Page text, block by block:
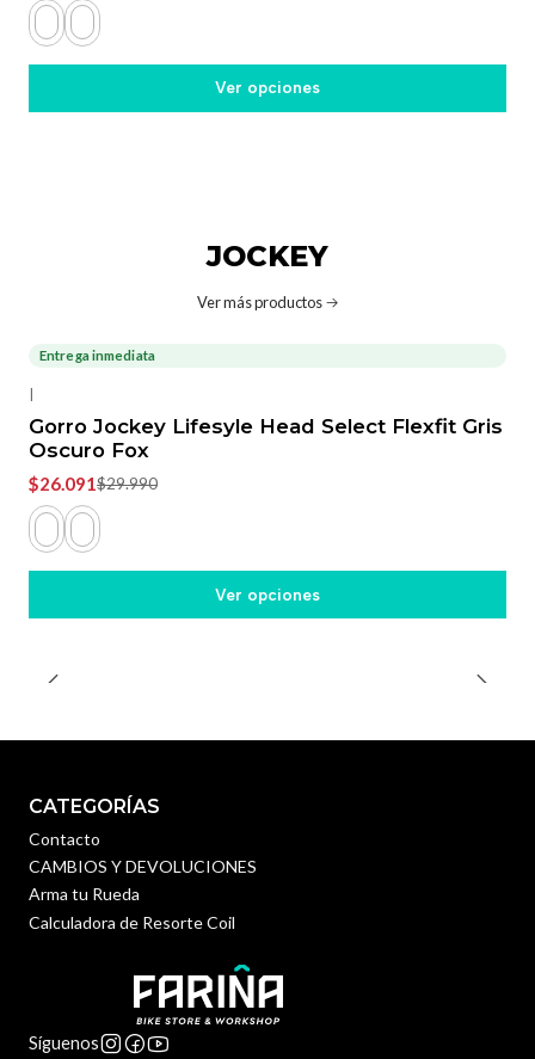
Ver opciones
JOCKEY
Ver más productos
-13%
Entrega inmediata
|
Gorro Jockey Lifesyle Head Select Flexfit Gris
Oscuro Fox
$26.091$29.990
Ver opciones
CATEGORÍAS
Contacto
CAMBIOS Y DEVOLUCIONES
Arma tu Rueda
Calculadora de Resorte Coil
Síguenos